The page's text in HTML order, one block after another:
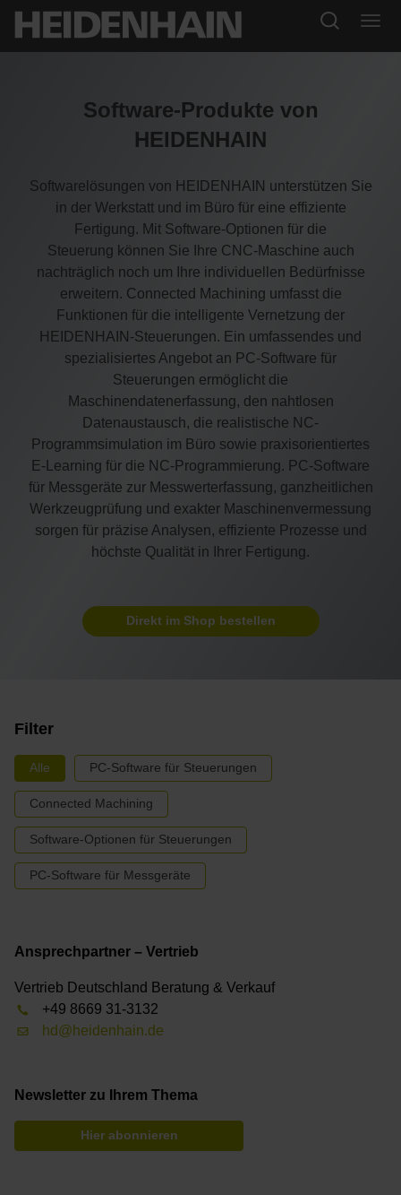
Software-Produkte von
HEIDENHAIN
Softwarelösungen von HEIDENHAIN unterstützen Sie
in der Werkstatt und im Büro für eine effiziente
Fertigung. Mit Software-Optionen für die
Steuerung können Sie Ihre CNC-Maschine auch
nachträglich noch um Ihre individuellen Bedürfnisse
erweitern. Connected Machining umfasst die
Funktionen für die intelligente Vernetzung der
HEIDENHAIN-Steuerungen. Ein umfassendes und
spezialisiertes Angebot an PC-Software für
Steuerungen ermöglicht die
Maschinendatenerfassung, den nahtlosen
Datenaustausch, die realistische NC-
Programmsimulation im Büro sowie praxisorientiertes
E-Learning für die NC-Programmierung. PC-Software
für Messgeräte zur Messwerterfassung, ganzheitlichen
Werkzeugprüfung und exakter Maschinenvermessung
sorgen für präzise Analysen, effiziente Prozesse und
höchste Qualität in Ihrer Fertigung.
Direkt im Shop bestellen
Filter
Alle PC-Software für Steuerungen
Connected Machining
Software-Optionen für Steuerungen
PC-Software für Messgeräte
Ansprechpartner – Vertrieb
Vertrieb Deutschland Beratung & Verkauf
+49 8669 31-3132
hd@heidenhain.de
Newsletter zu Ihrem Thema
Hier abonnieren